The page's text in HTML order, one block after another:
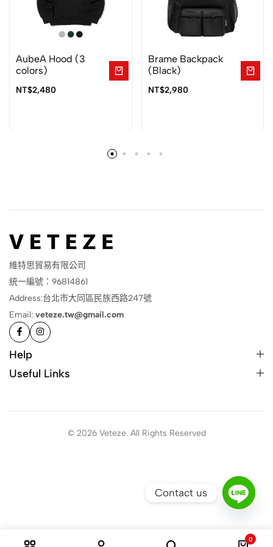
AubeA Hood (3
colors)
NT$2,480
Brame Backpack
(Black)
NT$2,980
維特思貿易有限公司
統一編號：96814861
Address:台北市大同區民族西路247號
Email: veteze.tw@gmail.com
Help
Useful Links
© 2026 Veteze. All Rights Reserved
0
Contact us